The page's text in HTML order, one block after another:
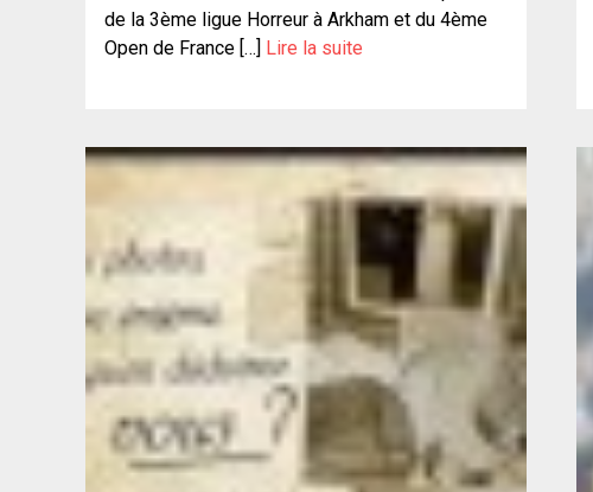
de la 3ème ligue Horreur à Arkham et du 4ème
Open de France […] Lire la suite